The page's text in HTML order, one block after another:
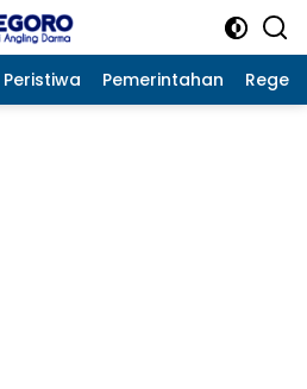
Peristiwa Pemerintahan